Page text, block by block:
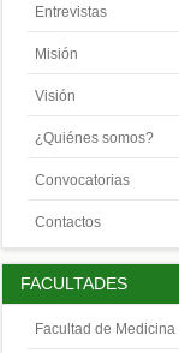
Entrevistas
Misión
Visión
¿Quiénes somos?
Convocatorias
Contactos
FACULTADES
Facultad de Medicina